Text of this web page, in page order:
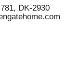
DK-2930